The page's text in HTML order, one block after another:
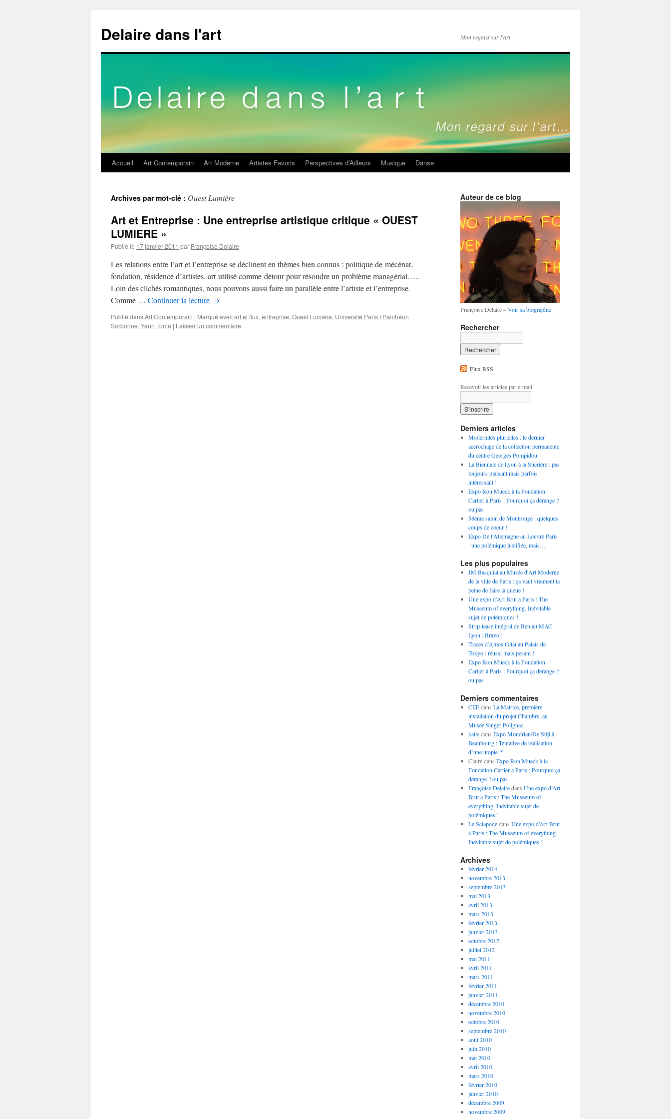
Delaire dans l'art Mon regard sur l'art
Aller
contenu
Accueil Art Contemporain Art Moderne Artistes Favoris Perspectives d’Ailleurs Musique Danse
Archives par mot-clé : Ouest Lumière
Art et Entreprise : Une entreprise artistique critique « OUEST
LUMIERE »
Publié le 17 janvier 2011 par Françoise Delaire
Les relations entre l’art et l’entreprise se déclinent en thèmes bien connus : politique de mécénat,
fondation, résidence d’artistes, art utilisé comme détour pour résoudre un problème managérial…..
Loin des clichés romantiques, nous pouvons aussi faire un parallèle entre l’artiste et l’entreprise.
Comme … Continuer la lecture →
Publié dansArt Contemporain | Marqué avecart et flux, entreprise, Ouest Lumière, Université Paris I Panthéon
Sorbonne, Yann Toma | Laisser un commentaire
Auteur de ce blog
Françoise Delaire –Voir sa biographie
Rechercher
Flux RSS
Recevoir les articles par e-mail
Derniers articles
Modernités plurielles : le dernier
accrochage de la collection permanente
du centre Georges Pompidou
La Biennale de Lyon à la Sucrière : pas
toujours plaisant mais parfois
intéressant !
Expo Ron Mueck à la Fondation
Cartier à Paris : Pourquoi ça dérange ?
ou pas
58ème salon de Montrouge : quelques
coups de coeur !
Expo De l’Allemagne au Louvre Paris
: une polémique justifiée, mais…
Les plus populaires
JM Basquiat au Musée d'Art Moderne
de la ville de Paris : ça vaut vraiment la
peine de faire la queue !
Une expo d'Art Brut à Paris : The
Museeum of everything. Inévitable
sujet de polémiques !
Strip-tease intégral de Ben au MAC
Lyon : Bravo !
Traces d'Amos Gitaï au Palais de
Tokyo : réussi mais pesant !
Expo Ron Mueck à la Fondation
Cartier à Paris : Pourquoi ça dérange ?
ou pas
Derniers commentaires
CEEdans La Matrice, première
installation du projet Chambre, au
Musée Singer Polignac
katiedans Expo Mondrian/De Stijl à
Beaubourg : Tentative de réalisation
d’une utopie ?!
Clairedans Expo Ron Mueck à la
Fondation Cartier à Paris : Pourquoi ça
dérange ? ou pas
Françoise Delairedans Une expo d’Art
Brut à Paris : The Museeum of
everything. Inévitable sujet de
polémiques !
Le Sciapodedans Une expo d’Art Brut
à Paris : The Museeum of everything.
Inévitable sujet de polémiques !
Archives
février 2014
novembre 2013
septembre 2013
mai 2013
avril 2013
mars 2013
février 2013
janvier 2013
octobre 2012
juillet 2012
mai 2011
avril 2011
mars 2011
février 2011
janvier 2011
décembre 2010
novembre 2010
octobre 2010
septembre 2010
août 2010
juin 2010
mai 2010
avril 2010
mars 2010
février 2010
janvier 2010
décembre 2009
novembre 2009